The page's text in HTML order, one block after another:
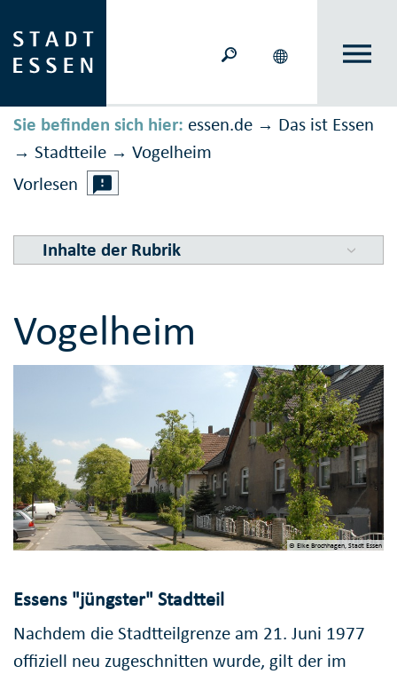
Sie befinden sich hier: essen.de → Das ist Essen
→ Stadtteile → Vogelheim
Vorlesen
Inhalte der Rubrik
Vogelheim
© Elke Brochhagen, Stadt Essen
Essens "jüngster" Stadtteil
Nachdem die Stadtteilgrenze am 21. Juni 1977
offiziell neu zugeschnitten wurde, gilt der im